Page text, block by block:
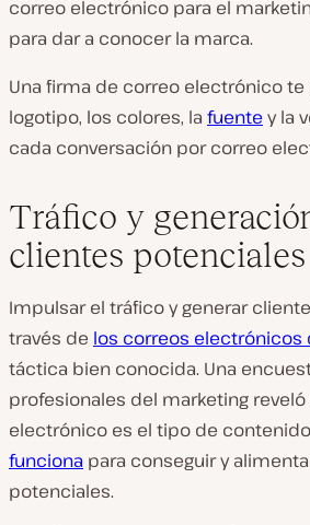
correo electrónico para el
para dar a conocer la marca.
Una firma de correo electrónico
logotipo, los colores, la fuente y la
cada conversación por correo
Tráfico y
clientes potenciales
Impulsar el tráfico y generar
través de los correos electrónicos
táctica bien conocida. Una
profesionales del marketing
electrónico es el tipo de
funciona para conseguir y
potenciales.